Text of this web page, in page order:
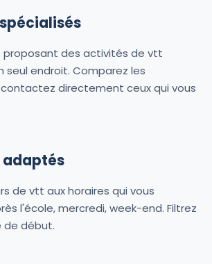
proposant des activités de vtt
seul endroit. Comparez les
directement ceux qui vous
adaptés
de vtt aux horaires qui vous
l'école, mercredi, week-end. Filtrez
de début.